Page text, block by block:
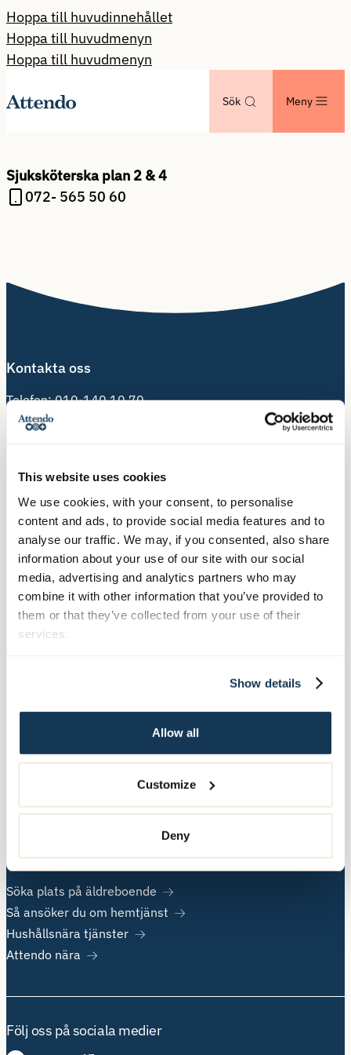
This website uses cookies
We use cookies, with your consent, to personalise
content and ads, to provide social media features and to
analyse our traffic. We may, if you consented, also share
information about your use of our site with our social
media, advertising and analytics partners who may
combine it with other information that you’ve provided to
them or that they’ve collected from your use of their
services.
Show details
Allow all
Customize
Deny
Hoppa till huvudinnehållet
Hoppa till huvudmenyn
Hoppa till huvudmenyn
Sök Meny
Sjuksköterska plan 2 & 4
072- 565 50 60
Kontakta oss
Telefon:010-140 10 70
113 31 Stockholm
Postadress:
Box 3020, 103 61 Stockholm
Våra tjänster
Äldreboende
Jobba hos oss
Populära sidor
Söka plats på äldreboende
Så ansöker du om hemtjänst
Hushållsnära tjänster
Attendo nära
Följ oss på sociala medier